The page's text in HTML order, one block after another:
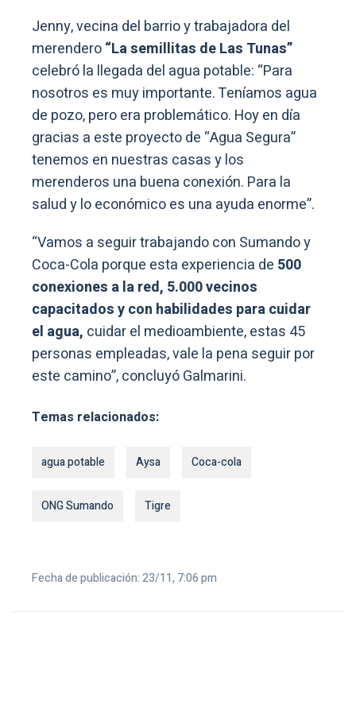
Jenny, vecina del barrio y trabajadora del
merendero“La semillitas de Las Tunas”
celebró la llegada del agua potable: “Para
nosotros es muy importante. Teníamos agua
de pozo, pero era problemático. Hoy en día
gracias a este proyecto de “Agua Segura”
tenemos en nuestras casas y los
merenderos una buena conexión. Para la
salud y lo económico es una ayuda enorme”.
“Vamos a seguir trabajando con Sumando y
Coca-Cola porque esta experiencia de 500
conexiones a la red, 5.000 vecinos
capacitados y con habilidades para cuidar
el agua, cuidar el medioambiente, estas 45
personas empleadas, vale la pena seguir por
este camino”, concluyó Galmarini.
Temas relacionados:
agua potable Aysa Coca-cola
ONG Sumando Tigre
Fecha de publicación: 23/11, 7:06 pm